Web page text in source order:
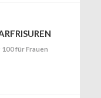
für Frauen